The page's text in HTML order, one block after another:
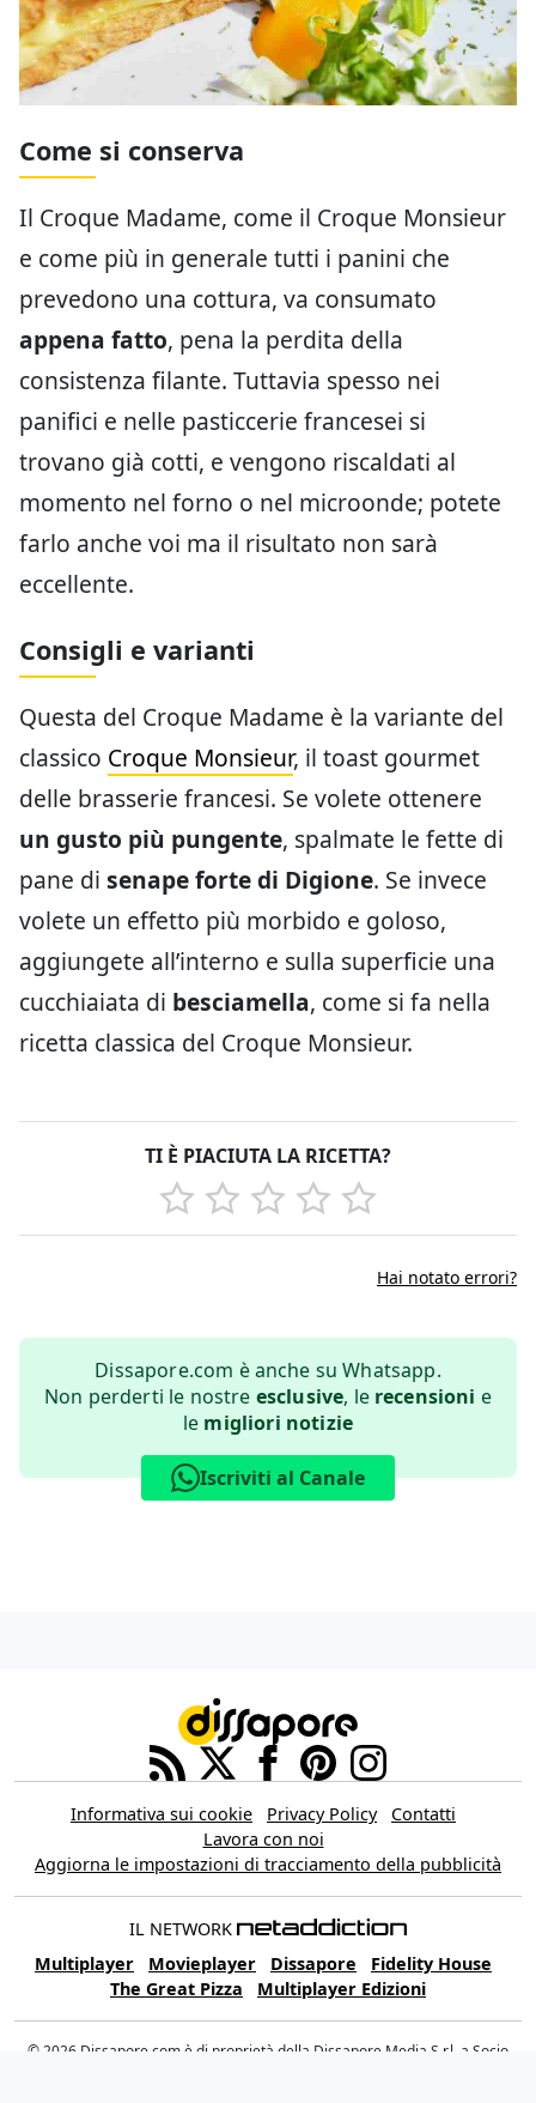
Come si conserva
Il Croque Madame, come il Croque Monsieur
e come più in generale tutti i panini che
prevedono una cottura, va consumato
appena fatto, pena la perdita della
consistenza filante. Tuttavia spesso nei
panifici e nelle pasticcerie francesei si
trovano già cotti, e vengono riscaldati al
momento nel forno o nel microonde; potete
farlo anche voi ma il risultato non sarà
eccellente.
Consigli e varianti
Questa del Croque Madame è la variante del
classico Croque Monsieur, il toast gourmet
delle brasserie francesi. Se volete ottenere
un gusto più pungente, spalmate le fette di
pane di senape forte di Digione. Se invece
volete un effetto più morbido e goloso,
aggiungete all’interno e sulla superficie una
cucchiaiata di besciamella, come si fa nella
ricetta classica del Croque Monsieur.
TI È PIACIUTA LA RICETTA?
Hai notato errori?
Dissapore.com è anche su Whatsapp.
Non perderti le nostre esclusive, le recensioni e
le migliori notizie
Iscriviti al Canale
Informativa sui cookie Privacy Policy
Contatti
Lavora con noi
Aggiorna le impostazioni di tracciamento della pubblicità
IL NETWORK
Multiplayer
Movieplayer Dissapore
Fidelity House
The Great Pizza
Multiplayer Edizioni
© 2026 Dissapore.com è di proprietà della Dissapore Media S.r.l. a Socio